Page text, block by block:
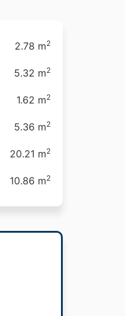
2.78 m2
5.32 m2
1.62 m2
5.36 m2
20.21 m2
10.86 m2